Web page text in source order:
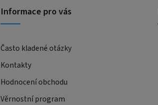
Informace pro vás
Často kladené otázky
Kontakty
Hodnocení obchodu
Věrnostní program